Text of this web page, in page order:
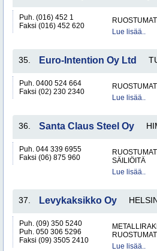
Puh. (016) 452 1
Faksi (016) 452 620
Lue lisää..
35. Euro-Intention Oy Ltd
Puh. 0400 524 664
Faksi (02) 230 2340
Lue lisää..
36. Santa Claus Steel Oy
Puh. 044 339 6955
Faksi (06) 875 960
SÄILIÖITÄ
Lue lisää..
37. Levykaksikko Oy
Puh. (09) 350 5240
Puh. 050 306 5296
Faksi (09) 3505 2410
Lue lisää..